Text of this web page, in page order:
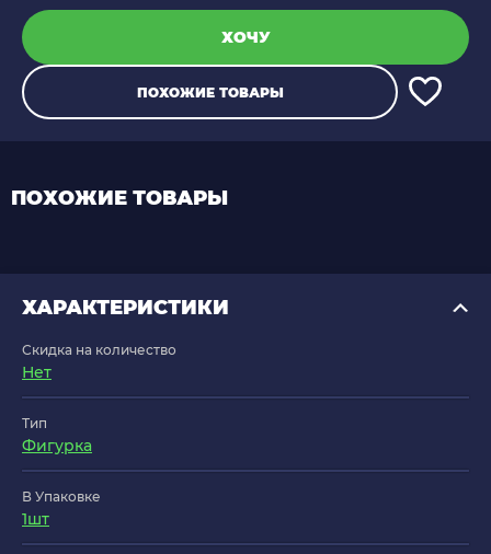
ХОЧУ
ПОХОЖИЕ ТОВАРЫ
ПОХОЖИЕ ТОВАРЫ
ХАРАКТЕРИСТИКИ
Скидка на количество
Нет
Тип
Фигурка
В Упаковке
1шт